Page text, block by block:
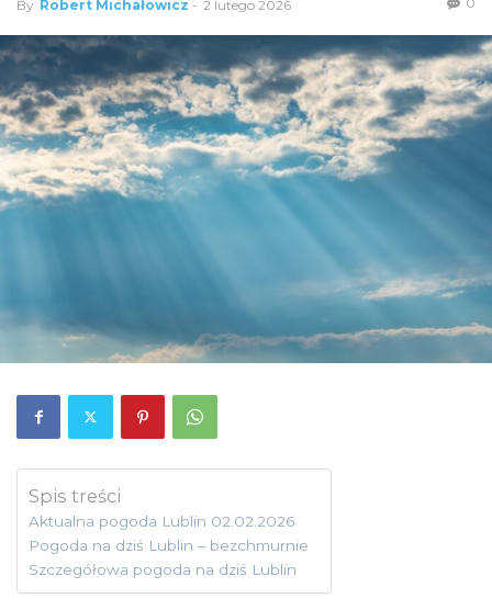
By Robert Michałowicz - 2 lutego 2026
Spis treści
Aktualna pogoda Lublin 02.02.2026
Pogoda na dziś Lublin – bezchmurnie
Szczegółowa pogoda na dziś Lublin